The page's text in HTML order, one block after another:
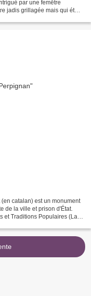
par une femêtre
jadis grillagée mais qui était
catalan) est un monument
de la ville et prison d'État.
et Traditions Populaires (La